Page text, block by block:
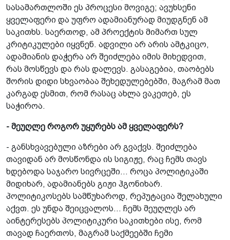
სასამართლოში ეს პროცესი მოვიგე; ავუხსენი
ყველაფერი და უფრო ადამიანურად მიუდგნენ ამ
საკითხს. საერთოდ, ამ პროექტის მიმართ სულ
კრიტიკულები იყვნენ. ადვილი არ არის ამტკიცო,
ადამიანის დაჭერა არ შეიძლება იმის მიხედვით,
რას მოსწევს და რას დალევს. გასაგებია, თაობებს
შორის დიდი სხვაობაა შეხედულებებში, მაგრამ მათ
კარგად ესმით, რომ რასაც ახლა ვაკეთებ, ეს
საჭიროა.
- მეუღლე როგორ უყურებს ამ ყველაფერს?
- განსხვავებული აზრები არ გვაქვს. შეიძლება
თავიდან არ მოსწონდა ის სიგიჟე, რაც ჩემს თავს
ხდებოდა საჯარო სივრცეში... როცა პოლიტიკაში
მიდიხარ, ადამიანებს გიჟი ჰგონიხარ.
პოლიტიკოსებს სამწუხაროდ, რეპუტაცია შელახული
აქვთ. ეს უნდა შეიცვალოს... ჩემს მეუღლეს არ
აინტერესებს პოლიტიკური საკითხები ისე, რომ
თავად ჩაერთოს, მაგრამ საქმეებში ჩემი